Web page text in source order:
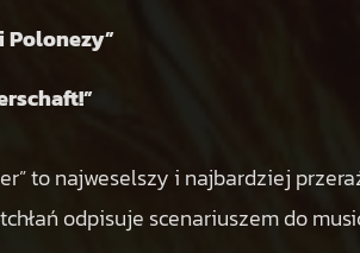
Polonezy”
to najweselszy i najbardziej
odpisuje scenariuszem do